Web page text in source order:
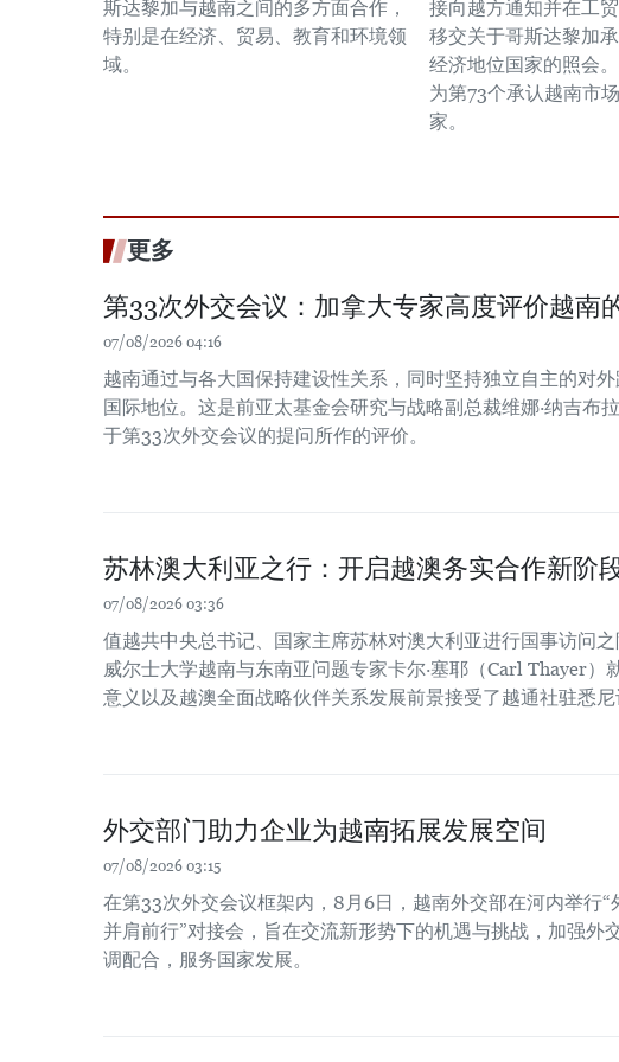
斯达黎加与越南之间的多方面合作，
特别是在经济、贸易、教育和环境领
域。
接向越方通知并在工
移交关于哥斯达黎加
经济地位国家的照会
为第73个承认越南市
家。
更多
第33次外交会议：加拿大专家高度评价越南
07/08/2026 04:16
越南通过与各大国保持建设性关系，同时坚持独立自主的对
国际地位。这是前亚太基金会研究与战略副总裁维娜·纳吉布
于第33次外交会议的提问所作的评价。
苏林澳大利亚之行：开启越澳务实合作新阶
07/08/2026 03:36
值越共中央总书记、国家主席苏林对澳大利亚进行国事访问
威尔士大学越南与东南亚问题专家卡尔·塞耶（Carl Thayer）
意义以及越澳全面战略伙伴关系发展前景接受了越通社驻悉尼
外交部门助力企业为越南拓展发展空间
07/08/2026 03:15
在第33次外交会议框架内，8月6日，越南外交部在河内举行“
并肩前行”对接会，旨在交流新形势下的机遇与挑战，加强外
调配合，服务国家发展。